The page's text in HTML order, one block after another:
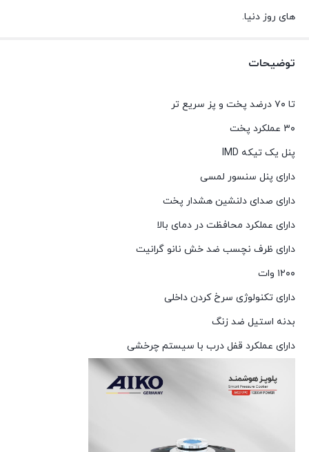
های روز دنیا.
توضیحات
تا ۷۰ درضد پخت و پز سریع تر
۳۰ عملکرد پخت
پنل یک تیکه IMD
دارای پنل سنسور لمسی
دارای صدای دلنشین هشدار پخت
دارای عملکرد محافظت در دمای بالا
دارای ظرف نچسب ضد خش نانو گرانیت
۱۲۰۰ وات
دارای تکنولوژی سرخ کردن داخلی
بدنه استیل ضد زنگ
دارای عملکرد قفل درب با سیستم چرخشی